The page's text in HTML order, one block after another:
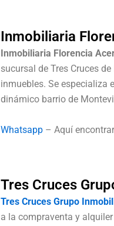
Inmobiliaria
Inmobiliaria Florencia
sucursal de Tres Cruces
inmuebles. Se especializa
dinámico barrio de
Whatsapp– Aquí
Tres Cruces
Tres Cruces Grupo
a la compraventa y